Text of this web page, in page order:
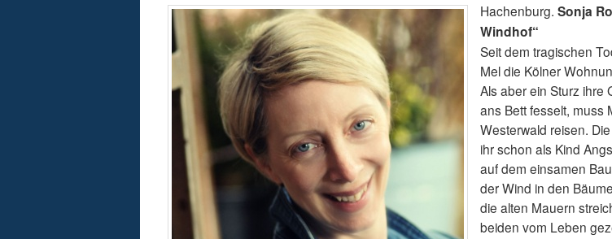
Hachenburg.Sonja
Windhof“
Seit dem tragischen
Mel die Kölner
Als aber ein Sturz ihre
ans Bett fesselt, muss
Westerwald reisen.
ihr schon als Kind
auf dem einsamen
der Wind in den
die alten Mauern
beiden vom Leben